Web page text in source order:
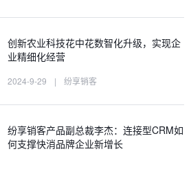
创新农业科技花中花数智化升级，实现企
业精细化经营
2024-9-29 | 纷享销客
纷享销客产品副总裁李杰：连接型CRM如
何支撑快消品牌企业新增长